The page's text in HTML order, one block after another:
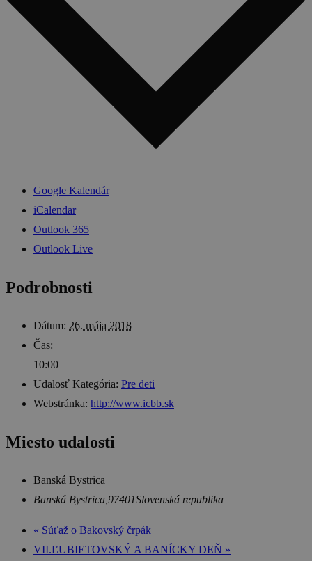
Google Kalendár
iCalendar
Outlook 365
Outlook Live
Podrobnosti
Dátum: 26. mája 2018
Čas:
10:00
Udalosť Kategória: Pre deti
Webstránka: http://www.icbb.sk
Miesto udalosti
Banská Bystrica
Banská Bystrica 97401Slovenská republika
« Súťaž o Bakovský črpák
VII.ĽUBIETOVSKÝ A BANÍCKY DEŇ »